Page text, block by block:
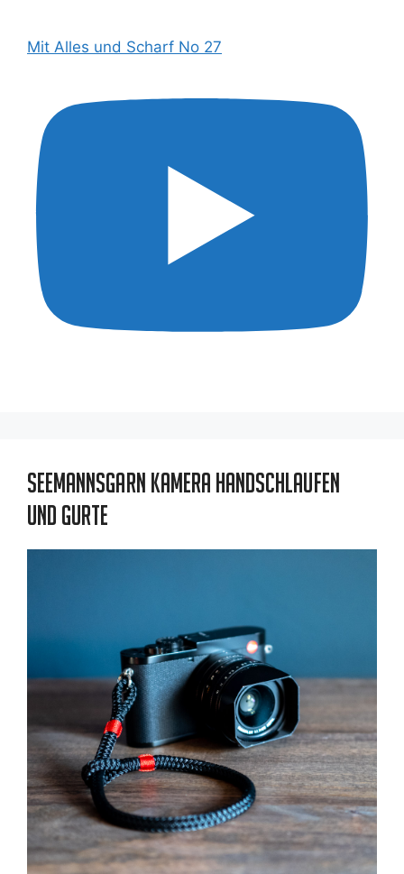
Mit Alles und Scharf No 27
Seemannsgarn Kamera Handschlaufen
und Gurte